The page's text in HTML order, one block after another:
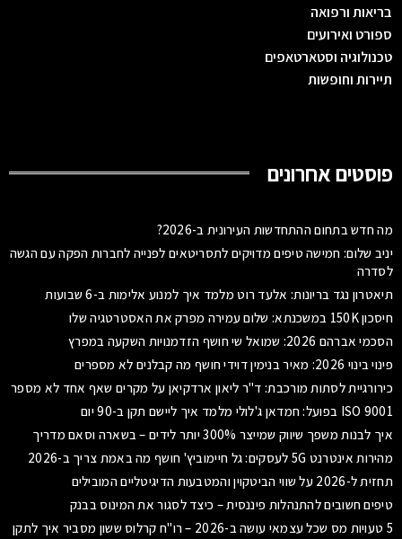
בריאות ורפואה
ספורט ואירועים
טכנולוגיה וסטארטאפים
תיירות וחופשות
פוסטים אחרונים
מה חדש בתחום ההתחדשות העירונית ב-2026?
יניב שלום: חמישה טיפים מדויקים לתסריטאים לפנייה לחברות הפקה עם הגשה
לסדרה
תיאטרון נגד בריונות: אלעד רוט מלמד איך למנוע אלימות ב-6 שבועות
חיסכון 150K במשכנתא: שלום עמירה מפרק את האסטרטגיה שלו
הסכמי אברהם 2026: שמואל שי חושף הזדמנויות השקעה במפרץ
פינוי בינוי 2026: מאיר בנימין דוידי חושף מה קבלנים לא מספרים
כירורגיית לסתות מורכבת: ד"ר ליאון ארדקיאן על מקרים שאף אחד לא מספר
ISO 9001 בפועל: חמדאן ג'לולי מלמד איך ליישם תקן ב-90 יום
איך לבנות משפך שיווק שמייצר 300% יותר לידים – בשארה וסאם מדריך
מהירות אינטרנט 5G לעסקים: גל חיימוביץ' חושף מה באמת צריך ב-2026
תחזית ל-2026 על שווי הביטקוין והמטבעות הדיגיטליים המובילים
טיפים חשובים להתנהלות פיננסית – כיצד לסגור את המינוס בבנק
5 טעויות מס שכל עצמאי עושה ב-2026 – רו"ח קרלוס ששון מסביר איך לתקן